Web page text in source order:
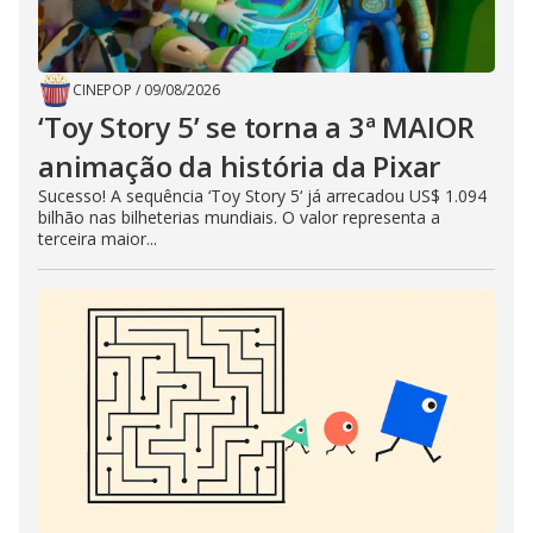
CINEPOP / 09/08/2026
‘Toy Story 5’ se torna a 3ª MAIOR
animação da história da Pixar
Sucesso! A sequência ‘Toy Story 5‘ já arrecadou US$ 1.094
bilhão nas bilheterias mundiais. O valor representa a
terceira maior...